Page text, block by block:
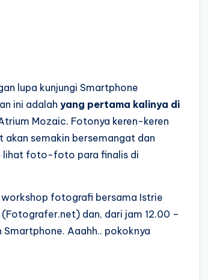
lupa kunjungi Smartphone
ini adalah yang pertama kalinya di
Mozaic. Fotonya keren-keren
semakin bersemangat dan
lihat foto-foto para finalis di
workshop fotografi bersama Istrie
(Fotografer.net) dan, dari jam 12.00 –
Aaahh.. pokoknya